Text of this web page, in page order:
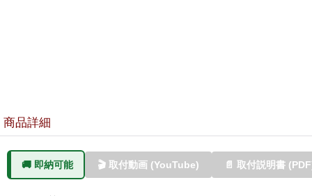
商品詳細
🚚 即納可能 🎬 取付動画 (YouTube) 📄 取付説明書